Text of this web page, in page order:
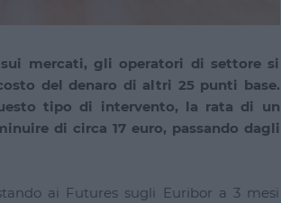
mercati, gli operatori di settore si
del denaro di altri 25 punti base.
tipo di intervento, la rata di un
di circa 17 euro, passando dagli
ai Futures sugli Euribor a 3 mesi